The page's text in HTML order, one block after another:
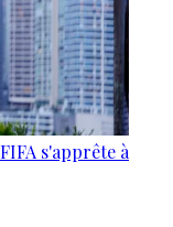
s'apprête à